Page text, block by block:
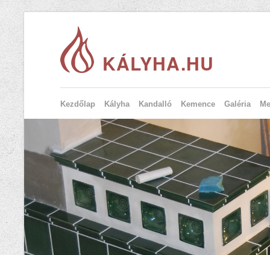
KÁLYHA.HU
Kezdőlap Kályha Kandalló Kemence Galéria